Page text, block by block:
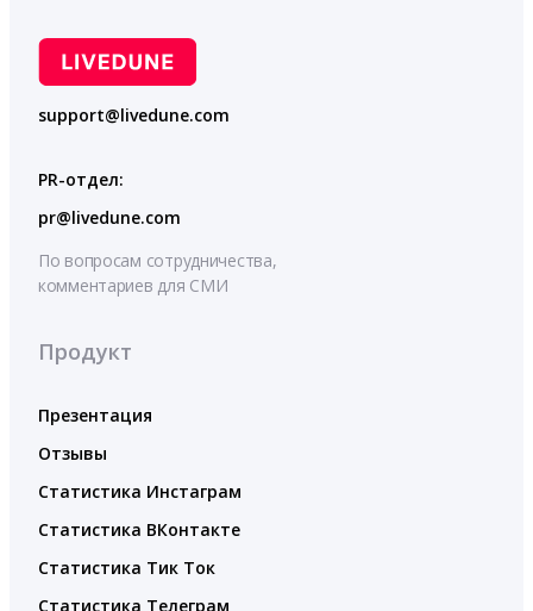
support@livedune.com
PR-отдел:
pr@livedune.com
По вопросам сотрудничества,
комментариев для СМИ
Продукт
Презентация
Отзывы
Статистика Инстаграм
Статистика ВКонтакте
Статистика Тик Ток
Статистика Телеграм